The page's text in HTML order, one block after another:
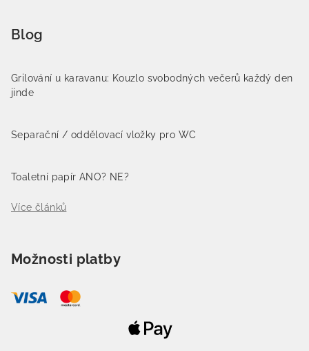
Blog
Grilování u karavanu: Kouzlo svobodných večerů každý den
jinde
Separační / oddělovací vložky pro WC
Toaletní papír ANO? NE?
Více článků
Možnosti platby